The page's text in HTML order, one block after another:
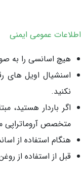
اطلاعات عمومی ایمنی
هیچ اسانسی را به
اسنشیال اویل های
نکنید.
اگر باردار
متخصص آروماتراپی
هنگام استفاده از
قبل از استفاده از